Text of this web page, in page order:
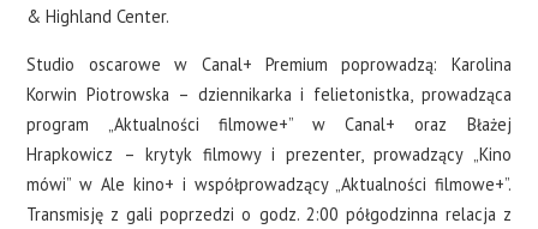
& Highland Center.
Studio oscarowe w Canal+ Premium poprowadzą: Karolina
Korwin Piotrowska – dziennikarka i felietonistka, prowadząca
program „Aktualności filmowe+” w Canal+ oraz Błażej
Hrapkowicz – krytyk filmowy i prezenter, prowadzący „Kino
mówi” w Ale kino+ i współprowadzący „Aktualności filmowe+”.
Transmisję z gali poprzedzi o godz. 2:00 półgodzinna relacja z